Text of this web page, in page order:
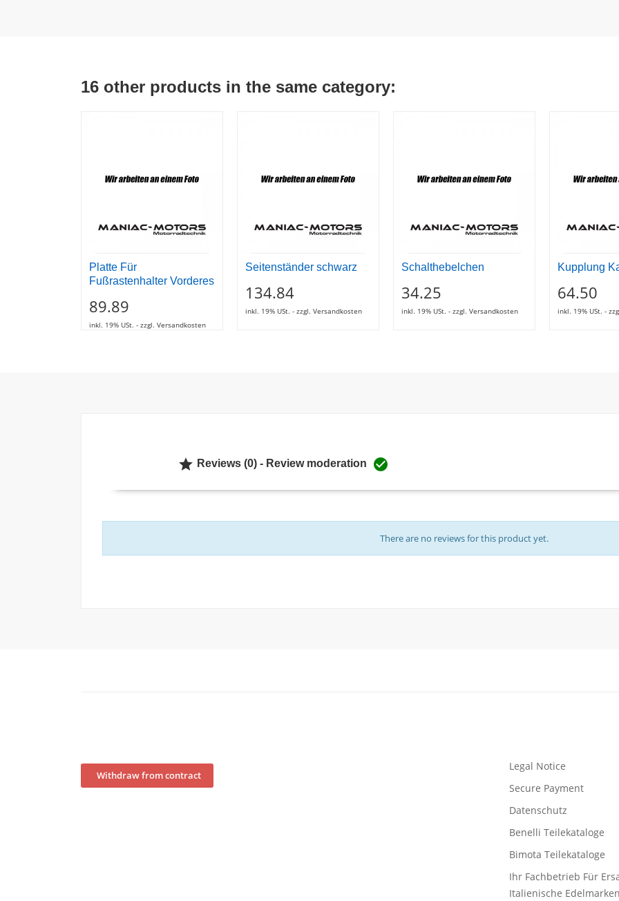
16 other products in the same category:
Platte Für
Fußrastenhalter Vorderes
89.89
inkl. 19% USt. - zzgl. Versandkosten
Seitenständer schwarz
134.84
inkl. 19% USt. - zzgl. Versandkosten
Schalthebelchen
34.25
inkl. 19% USt. - zzgl. Versandkosten
Kupplung
64.50
inkl. 19% USt. -
 Reviews (0) - Review moderation 
There are no reviews for this product yet.
Withdraw from contract
Legal Notice
Secure Payment
Datenschutz
Benelli Teilekataloge
Bimota Teilekataloge
Ihr Fachbetrieb Für
Italienische Edelmarken